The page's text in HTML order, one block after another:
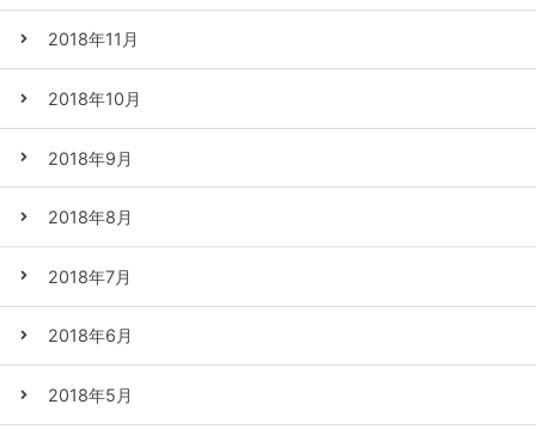
2018年11月
2018年10月
2018年9月
2018年8月
2018年7月
2018年6月
2018年5月